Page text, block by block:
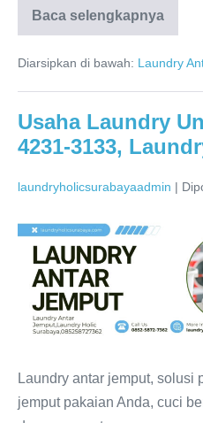
Baca selengkapnyaUsaha
0821-
Holic
Diarsipkan di bawah: Laundry
Usaha Laundry
4231-3133,
laundryholicsurabayaadmin |
Usaha
Laundry
Untuk
Hotel,
0821-
3133,
Laundry
Holic
Laundry antar jemput, solusi
jemput pakaian Anda, cuci